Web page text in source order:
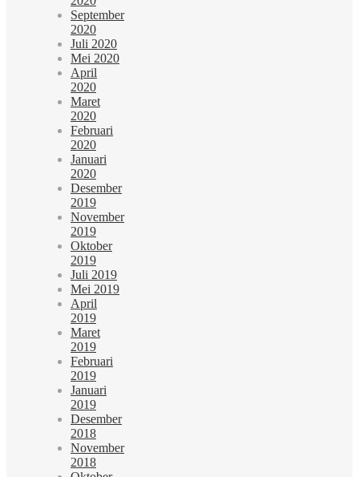
September
2020
Juli 2020
Mei 2020
April
2020
Maret
2020
Februari
2020
Januari
2020
Desember
2019
November
2019
Oktober
2019
Juli 2019
Mei 2019
April
2019
Maret
2019
Februari
2019
Januari
2019
Desember
2018
November
2018